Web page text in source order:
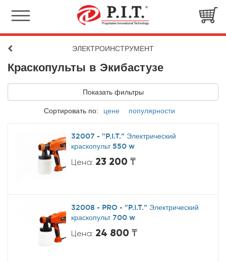
ЭЛЕКТРОИНСТРУМЕНТ
Краскопульты в Экибастузе
Показать фильтры
Сортировать по: цене популярности
32007 - "P.I.T." Электрический
краскопульт 550 w
Цена: 23 200 ₸
32008 - PRO - "P.I.T." Электрический
краскопульт 700 w
Цена: 24 800 ₸